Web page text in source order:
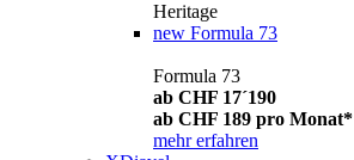
Heritage
new Formula 73
Formula 73
ab CHF 17´190
ab CHF 189 pro Monat*
mehr erfahren